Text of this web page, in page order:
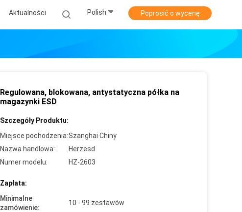
Aktualności Polish Poprosić o wycenę
Regulowana, blokowana, antystatyczna półka na
magazynki ESD
Szczegóły Produktu:
Miejsce pochodzenia:Szanghai Chiny
Nazwa handlowa:
Herzesd
Numer modelu:
HZ-2603
Zapłata:
Minimalne
zamówienie:
10 - 99 zestawów